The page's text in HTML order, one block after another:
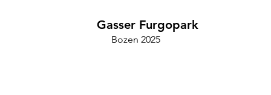
Gasser Furgopark
Bozen 2025